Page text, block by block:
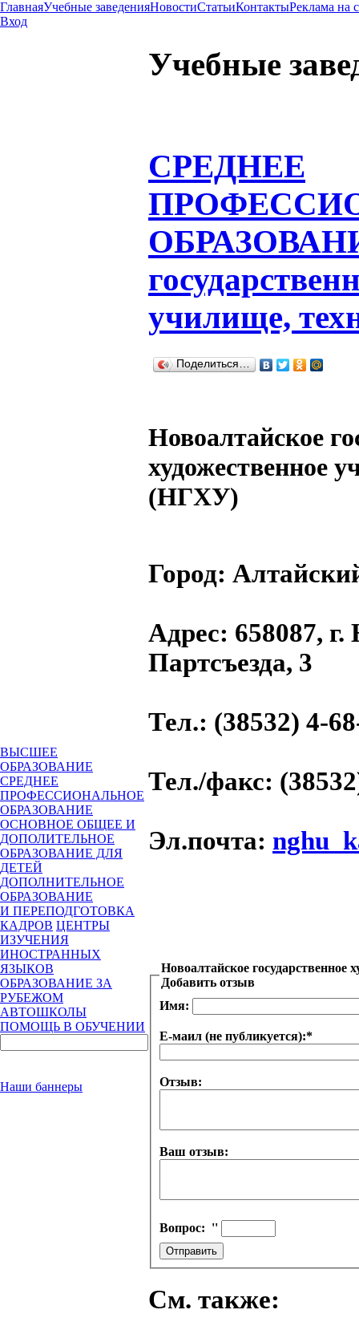
ГлавнаяУчебные заведенияНовостиСтатьиКонтактыРеклама на
Вход
ВЫСШЕЕ
ОБРАЗОВАНИЕ
СРЕДНЕЕ
ПРОФЕССИОНАЛЬНОЕ
ОБРАЗОВАНИЕ
ОСНОВНОЕ ОБЩЕЕ И
ДОПОЛИТЕЛЬНОЕ
ОБРАЗОВАНИЕ ДЛЯ
ДЕТЕЙ
ДОПОЛНИТЕЛЬНОЕ
ОБРАЗОВАНИЕ
И ПЕРЕПОДГОТОВКА
КАДРОВ ЦЕНТРЫ
ИЗУЧЕНИЯ
ИНОСТРАННЫХ
ЯЗЫКОВ
ОБРАЗОВАНИЕ ЗА
РУБЕЖОМ
АВТОШКОЛЫ
ПОМОЩЬ В ОБУЧЕНИИ
Наши баннеры
Учебные
СРЕДНЕЕ
училище,
Поделиться…
Новоалтайское
художественное
(НГХУ)
Город:
Адрес: 658087,
Партсъезда, 3
Тел.: (38532) 4-
Тел./факс:
Эл.почта:
Новоалтайское
Добавить отзыв
Имя:
Е-маил (не публикуется):*
Отзыв:
Ваш отзыв:
Вопрос: ''
См. также: